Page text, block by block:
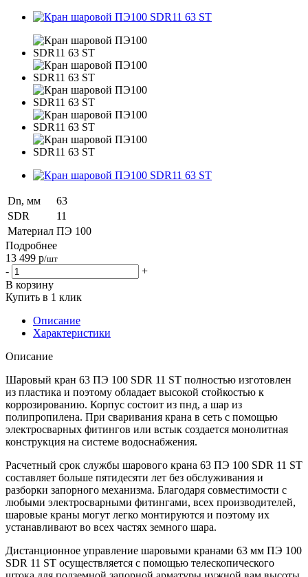
Dn, мм
63
SDR
11
Материал ПЭ 100
Подробнее
13 499 р/шт
-
+
В корзину
Купить в 1 клик
Описание
Характеристики
Описание
Шаровый кран 63 ПЭ 100 SDR 11 ST полностью изготовлен
из пластика и поэтому обладает высокой стойкостью к
коррозированию. Корпус состоит из пнд, а шар из
полипропилена. При сваривания крана в сеть с помощью
электросварных фитингов или встык создается монолитная
конструкция на системе водоснабжения.
Расчетный срок службы шарового крана 63 ПЭ 100 SDR 11 ST
составляет больше пятидесяти лет без обслуживания и
разборки запорного механизма. Благодаря совместимости с
любыми электросварными фитингами, всех производителей,
шаровые краны могут легко монтируются и поэтому их
устанавливают во всех частях земного шара.
Дистанционное управление шаровыми кранами 63 мм ПЭ 100
SDR 11 ST осуществляется с помощью телескопического